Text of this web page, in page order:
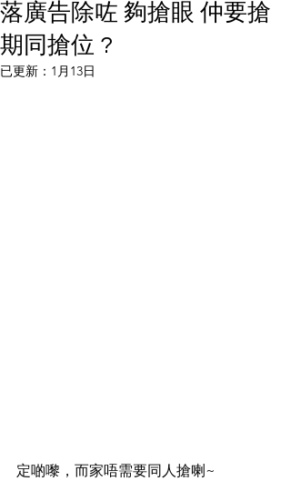
落廣告除咗 夠搶眼 仲要搶
期同搶位 ?
已更新： 1月13日
定啲嚟，而家唔需要同人搶喇~